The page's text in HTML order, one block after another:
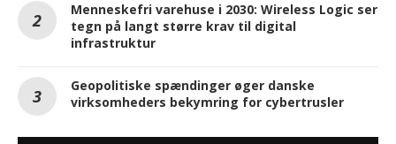
Menneskefri varehuse i 2030: Wireless Logic ser
tegn på langt større krav til digital
infrastruktur
Geopolitiske spændinger øger danske
virksomheders bekymring for cybertrusler